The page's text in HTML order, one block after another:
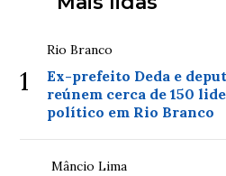
1
Rio Branco
Ex-prefeito Deda e
reúnem cerca de 150
político em Rio Branco
Mâncio Lima